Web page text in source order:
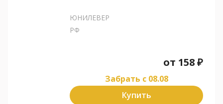
ЮНИЛЕВЕР
РФ
от 158₽
Забрать c 08.08
Купить